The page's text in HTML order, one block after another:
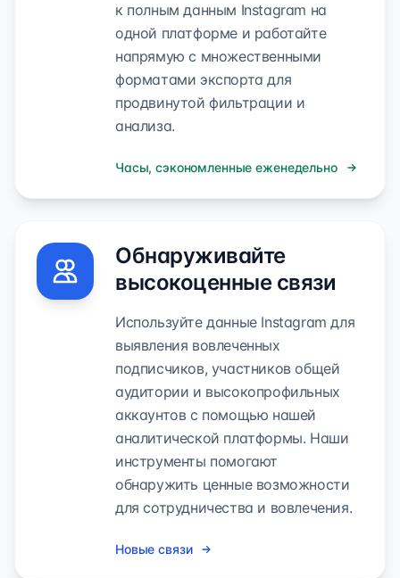
к полным данным Instagram на
одной платформе и работайте
напрямую с множественными
форматами экспорта для
продвинутой фильтрации и
анализа.
Часы, сэкономленные еженедельно
Обнаруживайте
высокоценные связи
Используйте данные Instagram для
выявления вовлеченных
подписчиков, участников общей
аудитории и высокопрофильных
аккаунтов с помощью нашей
аналитической платформы. Наши
инструменты помогают
обнаружить ценные возможности
для сотрудничества и вовлечения.
Новые связи